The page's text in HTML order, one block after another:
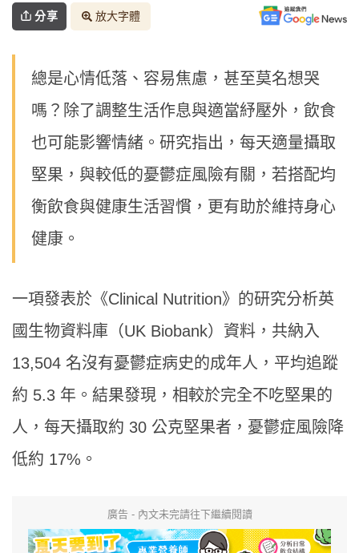
分享 放大字體
總是心情低落、容易焦慮，甚至莫名想哭
嗎？除了調整生活作息與適當紓壓外，飲食
也可能影響情緒。研究指出，每天適量攝取
堅果，與較低的憂鬱症風險有關，若搭配均
衡飲食與健康生活習慣，更有助於維持身心
健康。
一項發表於《Clinical Nutrition》的研究分析英
國生物資料庫（UK Biobank）資料，共納入
13,504 名沒有憂鬱症病史的成年人，平均追蹤
約 5.3 年。結果發現，相較於完全不吃堅果的
人，每天攝取約 30 公克堅果者，憂鬱症風險降
低約 17%。
廣告 - 內文未完請往下繼續閱讀